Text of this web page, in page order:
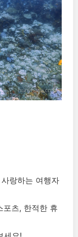
랑하는 여행자
포츠, 한적한 휴